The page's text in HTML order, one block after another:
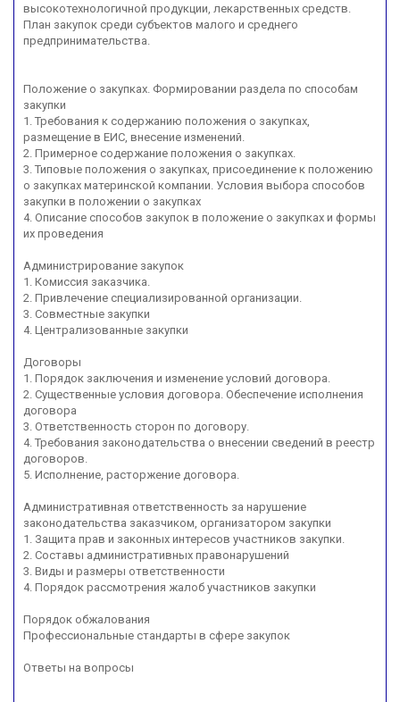
высокотехнологичной продукции, лекарственных средств.
План закупок среди субъектов малого и среднего
предпринимательства.
Положение о закупках. Формировании раздела по способам
закупки
1. Требования к содержанию положения о закупках,
размещение в ЕИС, внесение изменений.
2. Примерное содержание положения о закупках.
3. Типовые положения о закупках, присоединение к положению
о закупках материнской компании. Условия выбора способов
закупки в положении о закупках
4. Описание способов закупок в положение о закупках и формы
их проведения
Администрирование закупок
1. Комиссия заказчика.
2. Привлечение специализированной организации.
3. Совместные закупки
4. Централизованные закупки
Договоры
1. Порядок заключения и изменение условий договора.
2. Существенные условия договора. Обеспечение исполнения
договора
3. Ответственность сторон по договору.
4. Требования законодательства о внесении сведений в реестр
договоров.
5. Исполнение, расторжение договора.
Административная ответственность за нарушение
законодательства заказчиком, организатором закупки
1. Защита прав и законных интересов участников закупки.
2. Составы административных правонарушений
3. Виды и размеры ответственности
4. Порядок рассмотрения жалоб участников закупки
Порядок обжалования
Профессиональные стандарты в сфере закупок
Ответы на вопросы